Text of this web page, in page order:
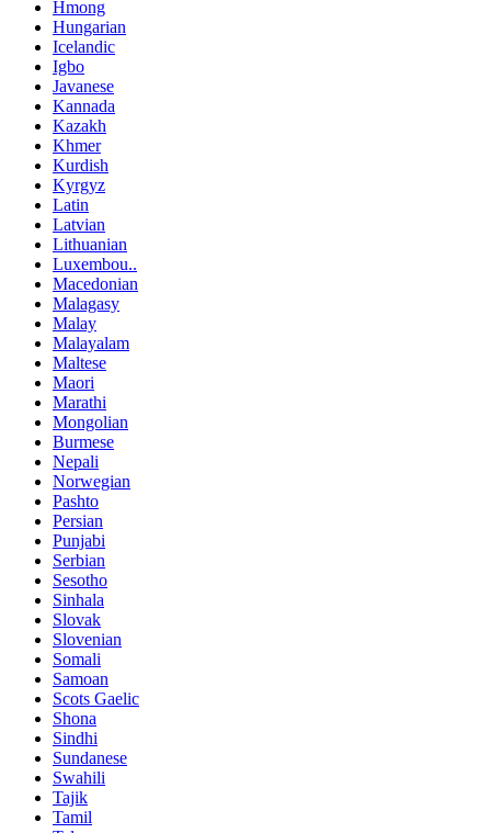
Hmong
Hungarian
Icelandic
Igbo
Javanese
Kannada
Kazakh
Khmer
Kurdish
Kyrgyz
Latin
Latvian
Lithuanian
Luxembou..
Macedonian
Malagasy
Malay
Malayalam
Maltese
Maori
Marathi
Mongolian
Burmese
Nepali
Norwegian
Pashto
Persian
Punjabi
Serbian
Sesotho
Sinhala
Slovak
Slovenian
Somali
Samoan
Scots Gaelic
Shona
Sindhi
Sundanese
Swahili
Tajik
Tamil